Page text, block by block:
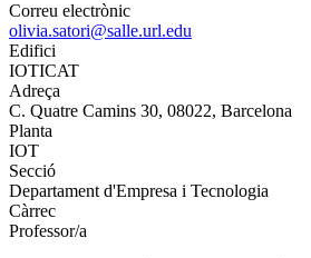
Correu electrònic
olivia.satori@salle.url.edu
Edifici
IOTICAT
Adreça
C. Quatre Camins 30, 08022, Barcelona
Planta
IOT
Secció
Departament d'Empresa i Tecnologia
Càrrec
Professor/a